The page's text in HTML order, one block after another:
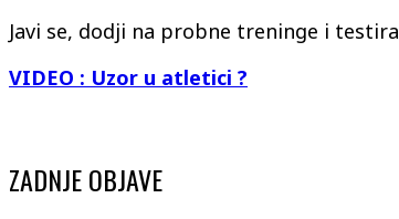
Javi se, dodji na probne treninge i
VIDEO : Uzor u atletici ?
ZADNJE OBJAVE